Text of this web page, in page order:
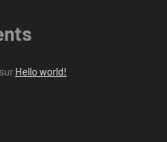
Hello world!